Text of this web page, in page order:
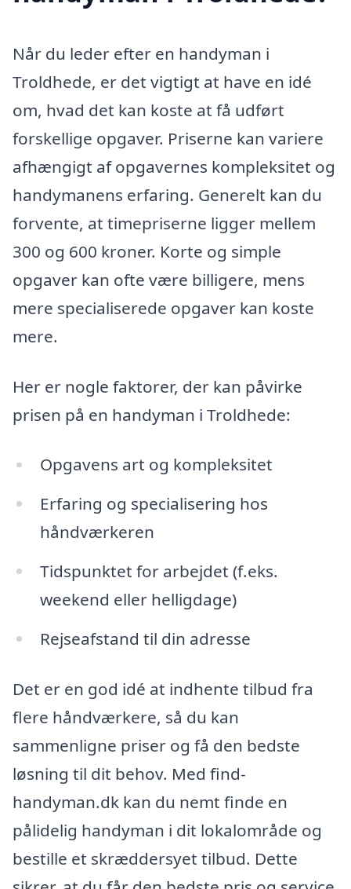
Når du leder efter en handyman i
Troldhede, er det vigtigt at have en idé
om, hvad det kan koste at få udført
forskellige opgaver. Priserne kan variere
afhængigt af opgavernes kompleksitet og
handymanens erfaring. Generelt kan du
forvente, at timepriserne ligger mellem
300 og 600 kroner. Korte og simple
opgaver kan ofte være billigere, mens
mere specialiserede opgaver kan koste
mere.
Her er nogle faktorer, der kan påvirke
prisen på en handyman i Troldhede:
Opgavens art og kompleksitet
Erfaring og specialisering hos
håndværkeren
Tidspunktet for arbejdet (f.eks.
weekend eller helligdage)
Rejseafstand til din adresse
Det er en god idé at indhente tilbud fra
flere håndværkere, så du kan
sammenligne priser og få den bedste
løsning til dit behov. Med find-
handyman.dk kan du nemt finde en
pålidelig handyman i dit lokalområde og
bestille et skræddersyet tilbud. Dette